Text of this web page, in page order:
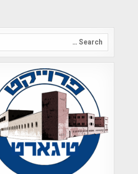
Search
for: